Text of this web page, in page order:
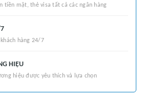
tiền mặt, thẻ visa tất cả các ngân hàng
hàng 24/7
HIỆU
hiệu được yêu thích và lựa chọn